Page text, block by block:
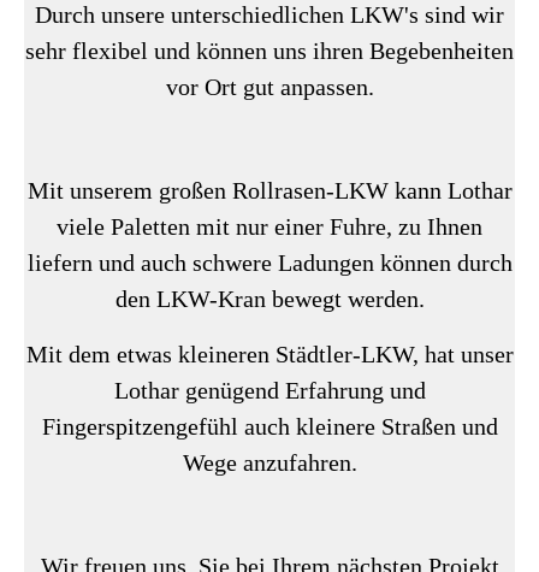
Durch unsere unterschiedlichen LKW's sind wir
sehr flexibel und können uns ihren Begebenheiten
vor Ort gut anpassen.
Mit unserem großen Rollrasen-LKW kann Lothar
viele Paletten mit nur einer Fuhre, zu Ihnen
liefern und auch schwere Ladungen können durch
den LKW-Kran bewegt werden.
Mit dem etwas kleineren Städtler-LKW, hat unser
Lothar genügend Erfahrung und
Fingerspitzengefühl auch kleinere Straßen und
Wege anzufahren.
Wir freuen uns, Sie bei Ihrem nächsten Projekt